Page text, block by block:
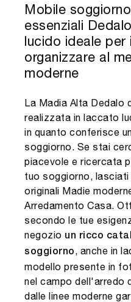
Mobile
essenziali
lucido ideale per
organizzare al
moderne
La Madia Alta Dedalo
realizzata in laccato
in quanto conferisce
soggiorno. Se stai
piacevole e ricercata
tuo soggiorno,
originali Madie
Arredamento Casa.
secondo le tue
negozio un ricco
soggiorno , anche in
modello presente in
nel campo dell'arredo
dalle linee moderne